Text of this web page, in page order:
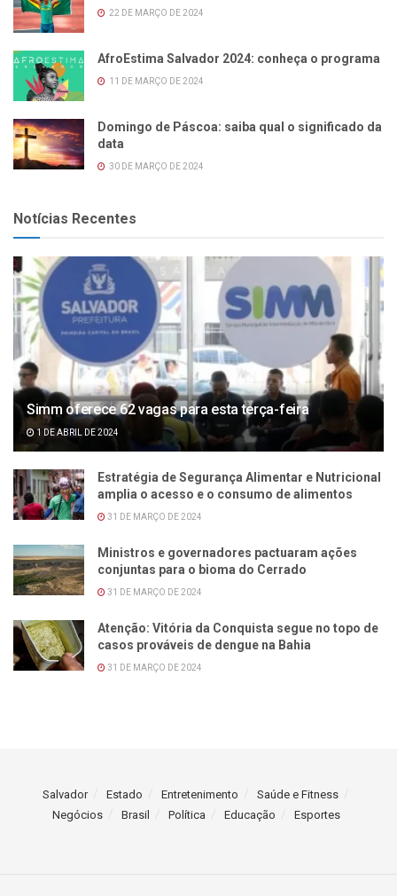
22 DE MARÇO DE 2024
AfroEstima Salvador 2024: conheça o programa
11 DE MARÇO DE 2024
Domingo de Páscoa: saiba qual o significado da
data
30 DE MARÇO DE 2024
Notícias Recentes
Simm oferece 62 vagas para esta terça-feira
1 DE ABRIL DE 2024
Estratégia de Segurança Alimentar e Nutricional
amplia o acesso e o consumo de alimentos
31 DE MARÇO DE 2024
Ministros e governadores pactuaram ações
conjuntas para o bioma do Cerrado
31 DE MARÇO DE 2024
Atenção: Vitória da Conquista segue no topo de
casos prováveis de dengue na Bahia
31 DE MARÇO DE 2024
Salvador Estado Entretenimento
Saúde e Fitness
Negócios
Brasil Política Educação Esportes